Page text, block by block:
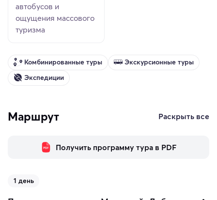
автобусов и
ощущения массового
туризма
Комбинированные туры
Экскурсионные туры
Экспедиции
Маршрут Раскрыть все
Получить программу тура в PDF
1 день